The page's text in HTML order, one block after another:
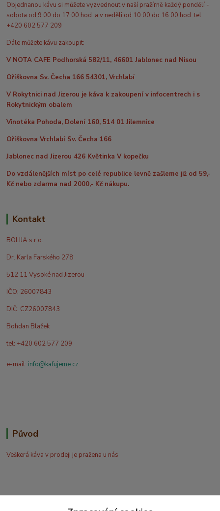
Objednanou kávu si můžete vyzvednout v naší pražírně každý pondělí -
sobota od 9:00 do 17:00 hod. a v neděli od 10:00 do 16:00 hod. tel.
+420 602 577 209
Dále můžete kávu zakoupit:
V NOTA CAFE Podhorská 582/11, 46601 Jablonec nad Nisou
Oříškovna Sv. Čecha 166 54301, Vrchlabí
V Rokytnici nad Jizerou je káva k zakoupení v infocentrech i s
Rokytnickým obalem
Vinotéka Pohoda, Dolení 160, 514 01 Jilemnice
Oříškovna Vrchlabí Sv. Čecha 166
Jablonec nad Jizerou 426 Květinka V kopečku
Do vzdálenějších míst po celé republice levně zašleme již od 59,-
Kč nebo zdarma nad 2000,- Kč nákupu.
Kontakt
BOLIJA s.r.o.
Dr. Karla Farského 278
512 11 Vysoké nad Jizerou
IČO: 26007843
DIČ: CZ26007843
Bohdan Blažek
tel: +420 602 577 209
e-mail: info@kafujeme.cz
Původ
Veškerá káva v prodeji je pražena u nás